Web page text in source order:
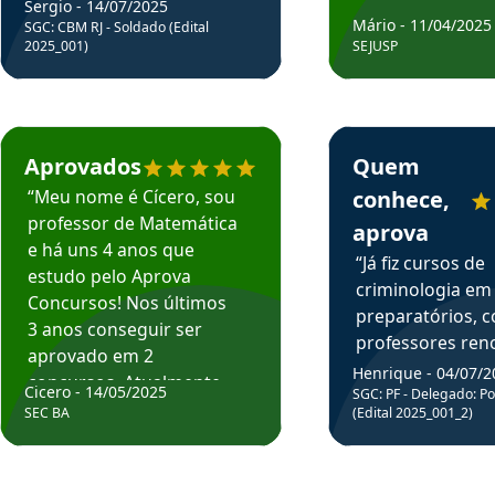
em depoimento
Sergio - 14/07/2025
SGC: CBM RJ - Soldado (Edital
2025_001)
Estudante Cicero recomenda o Aprova Concursos em depoimento
Aprovados
“Meu nome é Cícero, sou
professor de Matemática
e há uns 4 anos que
estudo pelo Aprova
Concursos! Nos últimos
3 anos conseguir ser
aprovado em 2
concursos. Atualmente,
estou atuando como
Cicero - 14/05/2025
SEC BA
Mário - 11/04/2025
SEJUSP
Estudante Henrique
Quem
conhece,
aprova
“Já fiz cursos de
criminologia em
preparatórios,
professores
fiz curso em pós
graduação.
Professor do
sem dúvida, o
Henrique - 04/07/
SGC: PF - Delegado:
(Edital 2025_001_2)